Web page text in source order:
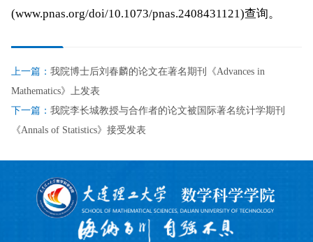
(www.pnas.org/doi/10.1073/pnas.2408431121)查询。
上一篇： 我院博士后刘春麟的论文在著名期刊《Advances in
Mathematics》上发表
下一篇： 我院李长城教授与合作者的论文被国际著名统计学期刊
《Annals of Statistics》接受发表